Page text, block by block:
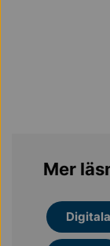
Mer